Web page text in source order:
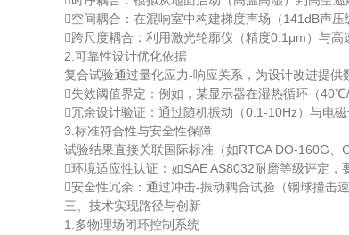
​空间耦合​：在混响室中构建梯度声场（141dB声
​跨尺度耦合​：利用激光轮廓仪（精度0.1μm）与
2.​可靠性设计优化依据​
复合试验通过量化应力-响应关系，为设计改进提供
​失效阈值界定​：例如，某显示器在湿热循环（
​冗余设计验证​：通过随机振动（0.1-10Hz）与电
3.​标准符合性与安全性保障​
试验结果直接关联国际标准（如RTCA DO-160G、
​环境适应性认证​：如SAE AS8032耐磨等级评定，
​安全性冗余​：通过冲击-振动耦合试验（钢球撞击
三、技术实现路径与创新
1.​多物理场闭环控制系统​